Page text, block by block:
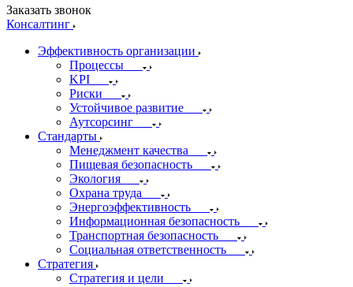
Заказать звонок
Консалтинг
Эффективность организации
Процессы
KPI
Риски
Устойчивое развитие
Аутсорсинг
Стандарты
Менеджмент качества
Пищевая безопасность
Экология
Охрана труда
Энергоэффективность
Информационная безопасность
Транспортная безопасность
Социальная ответственность
Стратегия
Стратегия и цели